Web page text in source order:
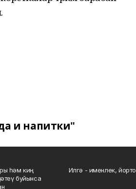
и напитки"
һәм киң
буйынса
Илгә - именлек,